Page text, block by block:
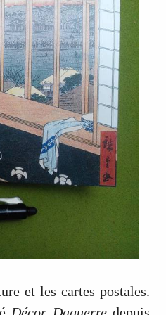
et les cartes postales.